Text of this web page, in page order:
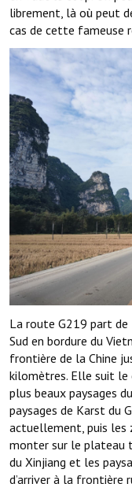
librement, là où peut
cas de cette fameuse
La route G219 part de
Sud en bordure du
frontière de la Chine
kilomètres. Elle suit
plus beaux paysages
paysages de Karst du
actuellement, puis les
monter sur le plateau
du Xinjiang et les
d’arriver à la frontière